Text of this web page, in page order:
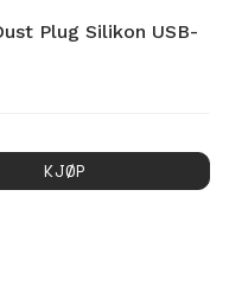
Plug Silikon USB-
KJØP